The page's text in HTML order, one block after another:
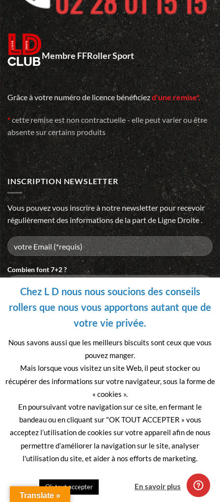
Membre FFRoller Sport
Grâce à votre numéro de licence bénéficiezd'une remise*.
*cette remise est non contractuelle - elle peut varier ou être
absente sur certains produits
INSCRIPTION NEWSLETTER
Vous pouvez vous inscrire à notre newsletter pour recevoir
régulièrement des informations de la part de Ligne Droite .
Combien font 7+2 ?
Please
field
Visa
PayPal MasterCard
MENTIONS LÉGALES
Copyright 2026 ©LIGNE DROITE
Site Imaginé parDigital Story.fr
Chez L D nous nous soucions des conseils
rollers que nous vous apportons autant que de
votre vie privée.
Nous savons aussi que les meilleurs biscuits sont ceux que vous
pouvez manger.
Mais lorsque vous visitez un site Web, il peut stocker ou
récupérer des informations sur votre navigateur, sous la forme de
« cookies ».
En poursuivant votre navigation sur ce site, en fermant le
bandeau ou en cliquant sur "OK TOUT ACCEPTER » vous
acceptez l’utilisation de cookies sur votre appareil afin de nous
permettre d’améliorer la navigation sur le site, analyser
l'utilisation du site, et aider à nos efforts de marketing.
Ok tout accepter En savoir plus
Translate »